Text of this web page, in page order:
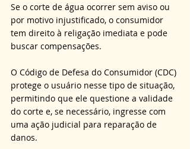
Se o corte de água ocorrer sem aviso ou
por motivo injustificado, o consumidor
tem direito à religação imediata e pode
buscar compensações.
O Código de Defesa do Consumidor (CDC)
protege o usuário nesse tipo de situação,
permitindo que ele questione a validade
do corte e, se necessário, ingresse com
uma ação judicial para reparação de
danos.